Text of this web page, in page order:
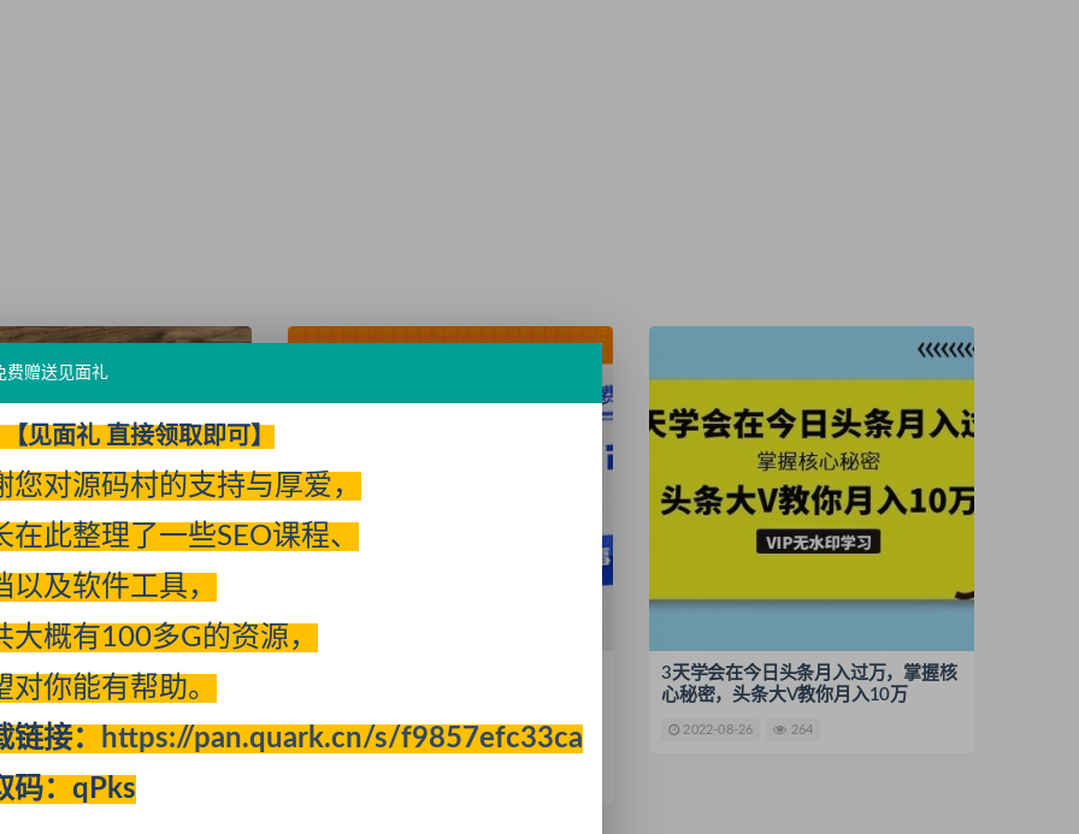
】小白入门新媒体必修课
引流 自媒体 采集
3天学会在今日头条月入过万，掌握核
心秘密，头条大V教你月入10万
2022-08-26 264
费赠送见面礼
见面礼 直接领取即可】
您对源码村的支持与厚爱，
在此整理了一些SEO课程、
以及软件工具，
大概有100多G的资源，
对你能有帮助。
链接：
https://pan.quark.cn/s/f9857efc33ca
码：qPks